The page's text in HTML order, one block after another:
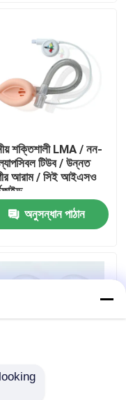
শক্তিশালী LMA / নন-
টিউব / উন্নত
আরাম / সিই আইএসও
অনুসন্ধান পাঠান